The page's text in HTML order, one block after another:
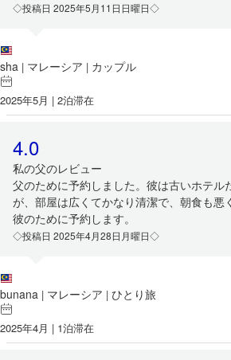
◇投稿日 2025年5月11日日曜日◇
sha | マレーシア | カップル
2025年5月 | 2泊滞在
4.0
私の父のレビュー
父のために予約しました。彼は古いホテル
が、部屋は広くてかなり清潔で、朝食も悪
彼のために予約します。
◇投稿日 2025年4月28日月曜日◇
bunana | マレーシア | ひとり旅
2025年4月 | 1泊滞在